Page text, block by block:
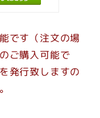
です（注文の場
ご購入可能で
発行致しますの